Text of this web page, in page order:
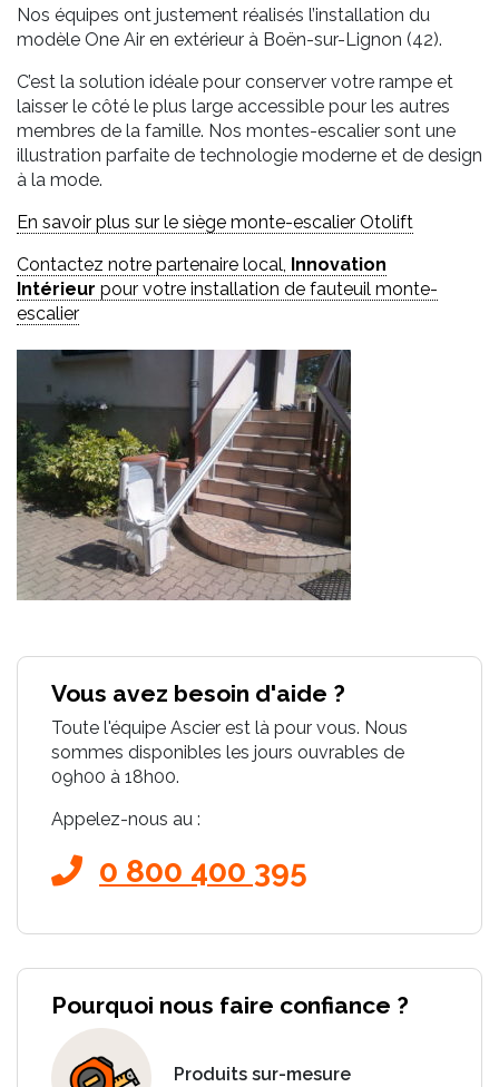
Nos équipes ont justement réalisés l’installation du
modèle One Air en extérieur à Boën-sur-Lignon (42).
C’est la solution idéale pour conserver votre rampe et
laisser le côté le plus large accessible pour les autres
membres de la famille. Nos montes-escalier sont une
illustration parfaite de technologie moderne et de design
à la mode.
En savoir plus sur le siège monte-escalier Otolift
Contactez notre partenaire local, Innovation
Intérieur pour votre installation de fauteuil monte-
escalier
Vous avez besoin d'aide ?
Toute l'équipe Ascier est là pour vous. Nous
sommes disponibles les jours ouvrables de
09h00 à 18h00.
Appelez-nous au :
0 800 400 395
Pourquoi nous faire confiance ?
Produits sur-mesure